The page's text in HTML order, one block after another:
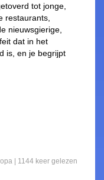
tot jonge,
restaurants,
nieuwsgierige,
dat in het
is, en je begrijpt
| 1144 keer gelezen